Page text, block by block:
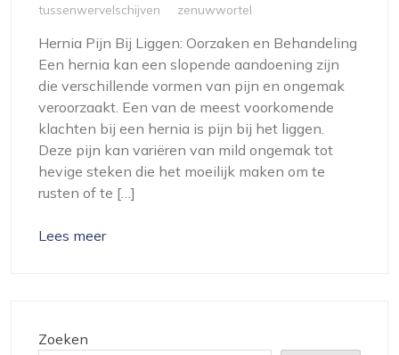
tussenwervelschijven
zenuwwortel
Hernia Pijn Bij Liggen: Oorzaken en Behandeling
Een hernia kan een slopende aandoening zijn
die verschillende vormen van pijn en ongemak
veroorzaakt. Een van de meest voorkomende
klachten bij een hernia is pijn bij het liggen.
Deze pijn kan variëren van mild ongemak tot
hevige steken die het moeilijk maken om te
rusten of te […]
Lees meer
Zoeken